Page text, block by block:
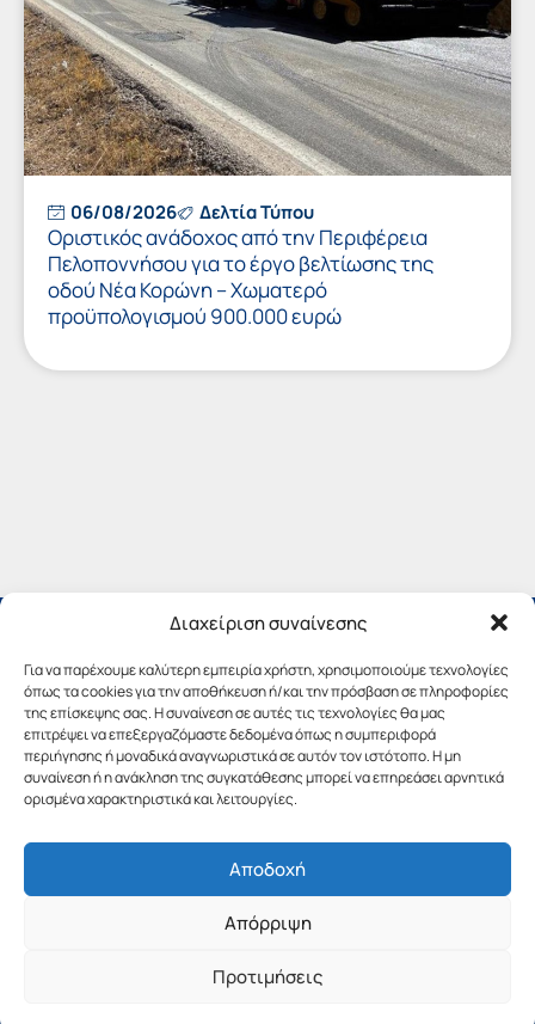
Διαχείριση συναίνεσης
Για να παρέχουμε καλύτερη εμπειρία χρήστη, χρησιμοποιούμε τεχνολογίες
όπως τα cookies για την αποθήκευση ή/και την πρόσβαση σε πληροφορίες
της επίσκεψης σας. Η συναίνεση σε αυτές τις τεχνολογίες θα μας
επιτρέψει να επεξεργαζόμαστε δεδομένα όπως η συμπεριφορά
περιήγησης ή μοναδικά αναγνωριστικά σε αυτόν τον ιστότοπο. Η μη
συναίνεση ή η ανάκληση της συγκατάθεσης μπορεί να επηρεάσει αρνητικά
ορισμένα χαρακτηριστικά και λειτουργίες.
Αποδοχή
Απόρριψη
Προτιμήσεις
06/08/2026 Δελτία Τύπου
Οριστικός ανάδοχος από την Περιφέρεια
Πελοποννήσου για το έργο βελτίωσης της
οδού Νέα Κορώνη – Χωματερό
προϋπολογισμού 900.000 ευρώ
Copyright © 2019 Περιφέρεια Πελοποννήσου.
Σχεδιασμός & Υλοποίηση από την